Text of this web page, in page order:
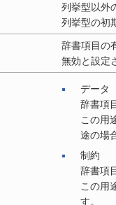
列挙型以外
列挙型の初
辞書項目の
無効と設定
データ
辞書項
この用
途の場
制約
辞書項
この用
す。